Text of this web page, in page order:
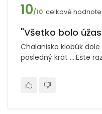
10/10 celkové
"Všetko bolo
Chalanisko klobúk
posledný krát ....Ešte